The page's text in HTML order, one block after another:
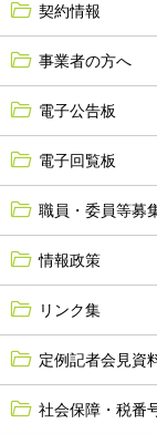
契約情報
事業者の方へ
電子公告板
電子回覧板
職員・委員等募
情報政策
リンク集
定例記者会見資
社会保障・税番